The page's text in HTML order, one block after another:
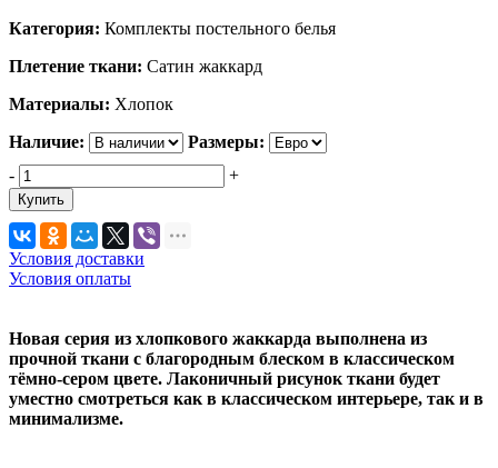
Категория: Комплекты постельного белья
Плетение ткани: Сатин жаккард
Материалы: Хлопок
Наличие:
Размеры:
-
+
Купить
Условия доставки
Условия оплаты
Новая серия из хлопкового жаккарда выполнена из
прочной ткани с благородным блеском в классическом
тёмно-сером цвете. Лаконичный рисунок ткани будет
уместно смотреться как в классическом интерьере, так и в
минимализме.